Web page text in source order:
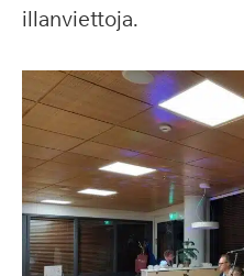
illanviettoja.